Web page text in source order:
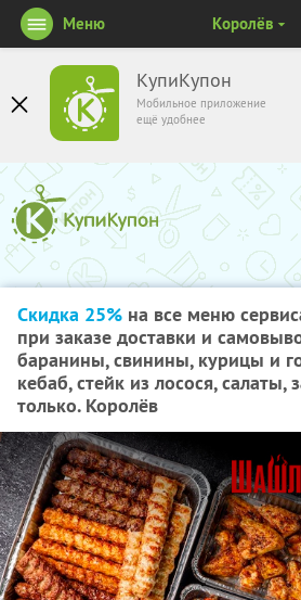
КупиКупон
Мобильное приложение
ещё удобнее
Меню Королёв
Скидка 25% на все меню
при заказе доставки и
баранины, свинины, курицы и
кебаб, стейк из лосося, салаты,
только. Королёв